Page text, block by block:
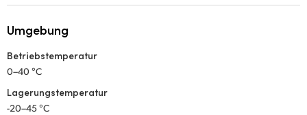
Umgebung
Betriebstemperatur
0–40 °C
Lagerungstemperatur
-20–45 °C